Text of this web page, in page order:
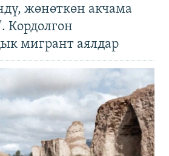
жөнөткөн акчама
Кордолгон
мигрант аялдар